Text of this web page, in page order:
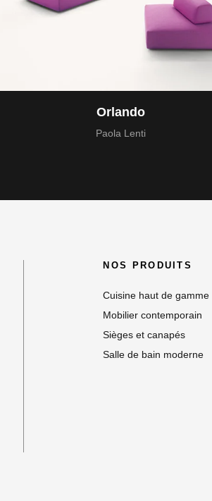
Orlando
Paola Lenti
NOS PRODUITS
Cuisine haut de gamme
Mobilier contemporain
Sièges et canapés
Salle de bain moderne